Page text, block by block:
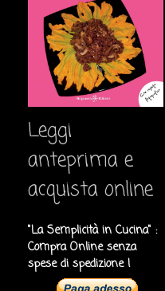
Leggi
anteprima e
acquista online
"La Semplicità in Cucina" :
Compra Online senza
spese di spedizione !